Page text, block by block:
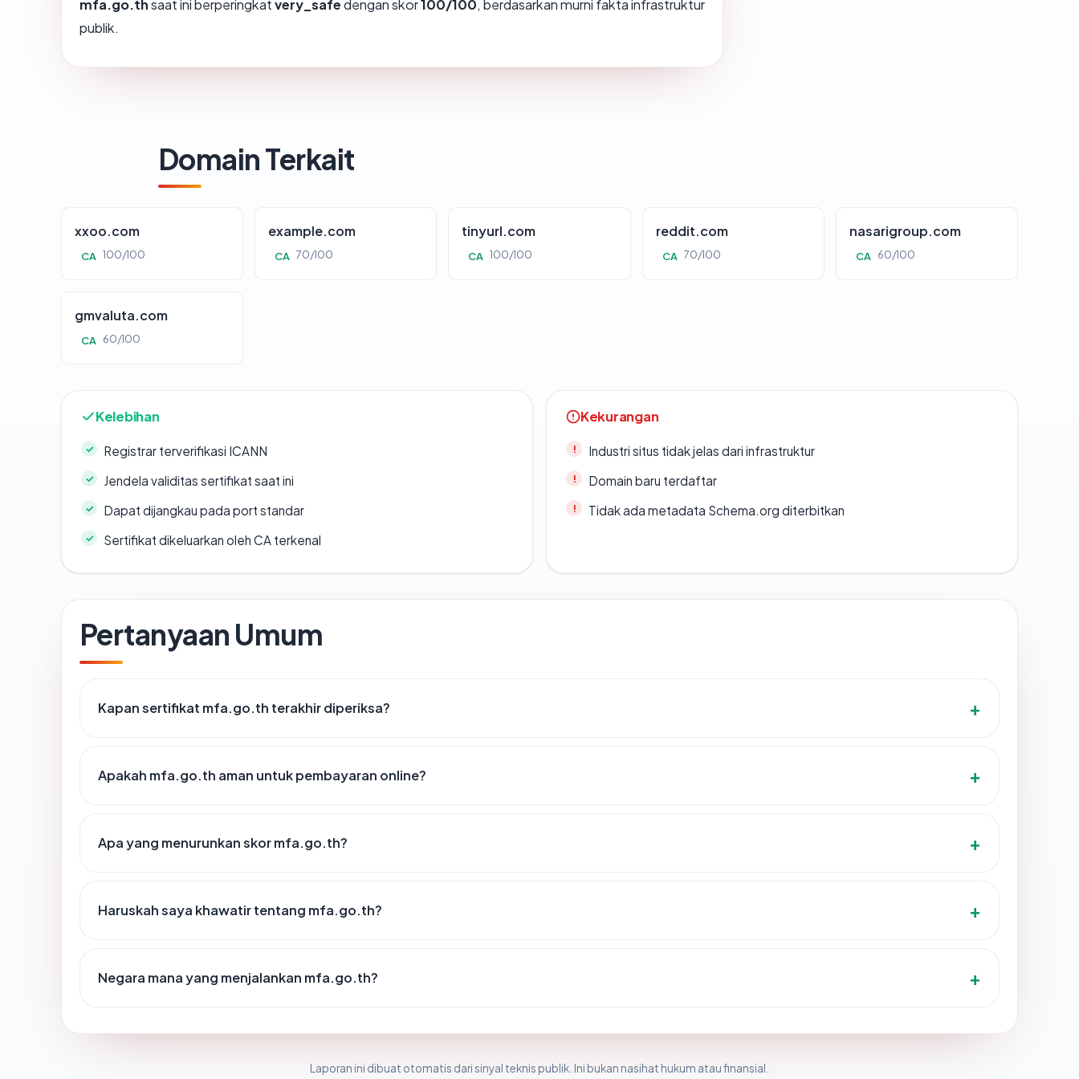
mfa.go.thsaat ini berperingkatvery_safedengan skor100/100, berdasarkan murni fakta infrastruktur
publik.
Domain Terkait
xxoo.com
CA 100/100
example.com
CA 70/100
tinyurl.com
CA 100/100
reddit.com
CA 70/100
nasarigroup.com
CA 60/100
gmvaluta.com
CA 60/100
Kelebihan
Registrar terverifikasi ICANN
Jendela validitas sertifikat saat ini
Dapat dijangkau pada port standar
Sertifikat dikeluarkan oleh CA terkenal
Kekurangan
Industri situs tidak jelas dari infrastruktur
Domain baru terdaftar
Tidak ada metadata Schema.org diterbitkan
Pertanyaan Umum
Kapan sertifikat mfa.go.th terakhir diperiksa?
Apakah mfa.go.th aman untuk pembayaran online?
Apa yang menurunkan skor mfa.go.th?
Haruskah saya khawatir tentang mfa.go.th?
Negara mana yang menjalankan mfa.go.th?
Laporan ini dibuat otomatis dari sinyal teknis publik. Ini bukan nasihat hukum atau finansial.